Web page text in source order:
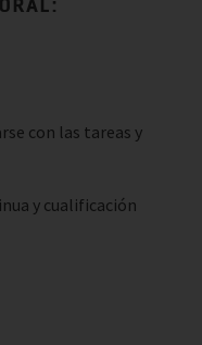
con las tareas y
y cualificación